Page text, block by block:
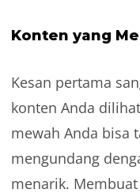
Konten yang
Kesan pertama
konten Anda
mewah Anda bisa
mengundang
menarik.